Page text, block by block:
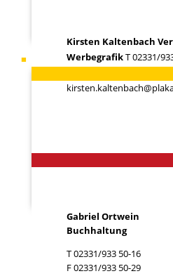
Kirsten Kaltenbach
WerbegrafikT 02331/
Ihr Ansprechpartner Gabriel
Gabriel Ortwein
Buchhaltung
T 02331/933 50-16
F 02331/933 50-29
dem wir unsere
können?